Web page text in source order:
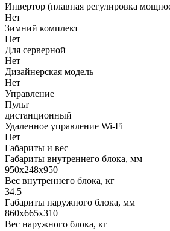
Инвертор (плавная регулировка
Нет
Зимний комплект
Нет
Для серверной
Нет
Дизайнерская модель
Нет
Управление
Пульт
дистанционный
Удаленное управление Wi-Fi
Нет
Габариты и вес
Габариты внутреннего блока, мм
950x248x950
Вес внутреннего блока, кг
34.5
Габариты наружного блока, мм
860x665x310
Вес наружного блока, кг